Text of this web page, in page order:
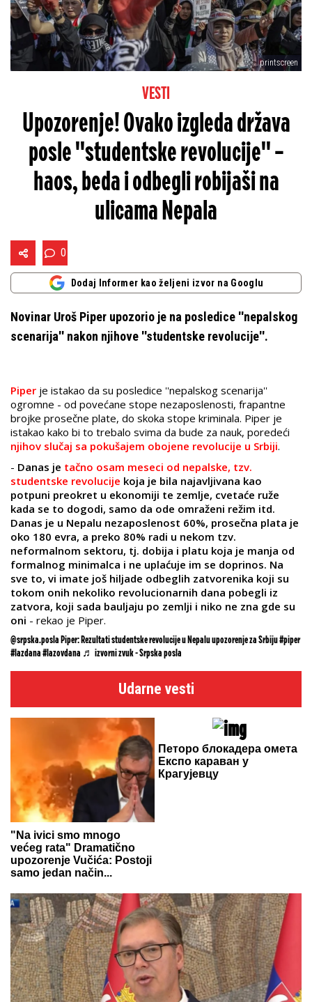
printscreen
VESTI
Upozorenje! Ovako izgleda država
posle ''studentske revolucije'' –
haos, beda i odbegli robijaši na
ulicama Nepala
0
Dodaj Informer kao željeni izvor na Googlu
Novinar Uroš Piper upozorio je na posledice ''nepalskog
scenarija'' nakon njihove ''studentske revolucije''.
Piper je istakao da su posledice ''nepalskog scenarija''
ogromne - od povećane stope nezaposlenosti, frapantne
brojke prosečne plate, do skoka stope kriminala. Piper je
istakao kako bi to trebalo svima da bude za nauk, poredeći
njihov slučaj sa pokušajem obojene revolucije u Srbiji.
- Danas je tačno osam meseci od nepalske, tzv.
studentske revolucije koja je bila najavljivana kao
potpuni preokret u ekonomiji te zemlje, cvetaće ruže
kada se to dogodi, samo da ode omraženi režim itd.
Danas je u Nepalu nezaposlenost 60%, prosečna plata je
oko 180 evra, a preko 80% radi u nekom tzv.
neformalnom sektoru, tj. dobija i platu koja je manja od
formalnog minimalca i ne uplaćuje im se doprinos. Na
sve to, vi imate još hiljade odbeglih zatvorenika koji su
tokom onih nekoliko revolucionarnih dana pobegli iz
zatvora, koji sada bauljaju po zemlji i niko ne zna gde su
oni - rekao je Piper.
@srpska.poslaPiper: Rezultati studentske revolucije u Nepalu upozorenje za Srbiju#piper
#lazdana#lazovdana ♬ izvorni zvuk - Srpska posla
Udarne vesti
"Na ivici smo mnogo
većeg rata" Dramatično
upozorenje Vučića: Postoji
samo jedan način...
Петоро блокадера омета
Експо караван у
Крагујевцу